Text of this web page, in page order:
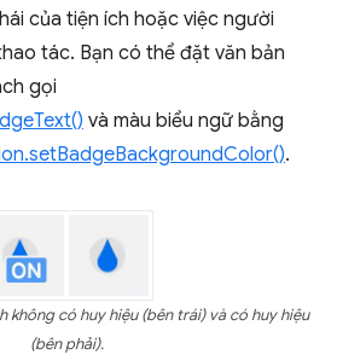
của tiện ích hoặc việc người
tác. Bạn có thể đặt văn bản
gọi
và màu biểu ngữ bằng
.
không có huy hiệu (bên trái) và có huy hiệu
(bên phải).